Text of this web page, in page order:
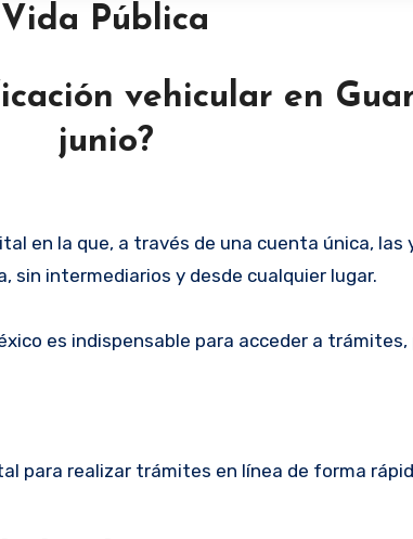
Vida Pública
vehicular en
junio?
en la que, a través de una cuenta única, las
sin intermediarios y desde cualquier lugar.
es indispensable para acceder a
para realizar trámites en línea de forma